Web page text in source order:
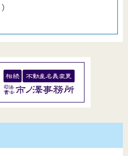
）